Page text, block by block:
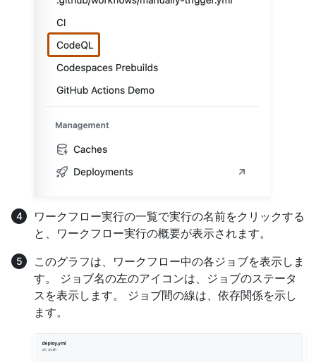
ワークフロー実行の一覧で実行の名前をクリックする
と、ワークフロー実行の概要が表示されます。
このグラフは、ワークフロー中の各ジョブを表示しま
す。 ジョブ名の左のアイコンは、ジョブのステータ
スを表示します。 ジョブ間の線は、依存関係を示し
ます。